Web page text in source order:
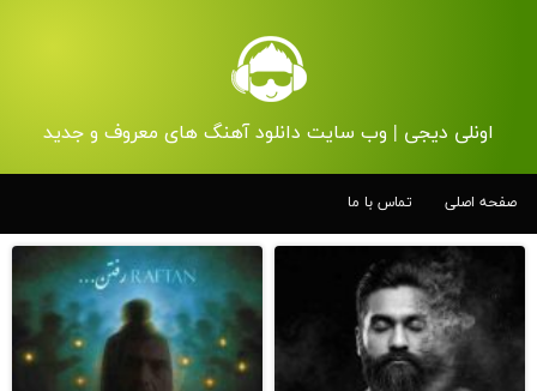
اونلی دیجی | وب سایت دانلود آهنگ های معروف و جدید
صفحه اصلی تماس با ما